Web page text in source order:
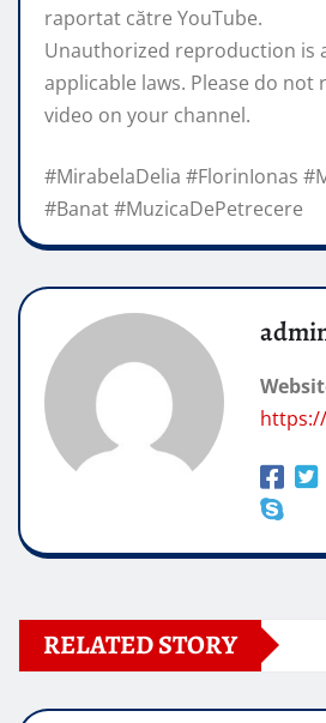
raportat către YouTube.
Unauthorized reproduction is
applicable laws. Please do not
video on your channel.
#MirabelaDelia #FlorinIonas
#Banat #MuzicaDePetrecere
RELATED STORY